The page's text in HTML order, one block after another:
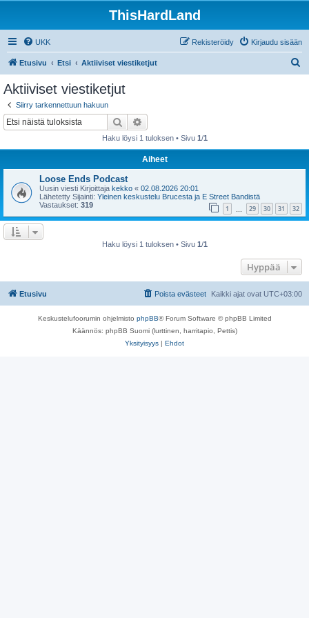
ThisHardLand
UKK Kirjaudu sisään
Rekisteröidy
Etusivu Etsi Aktiiviset viestiketjut
Aktiiviset viestiketjut
Siirry tarkennettuun hakuun
Etsi
Haku löysi 1 tuloksen • Sivu 1/1
Aiheet
Loose Ends Podcast
Uusin viesti Kirjoittaja kekko « 02.08.2026 20:01
Lähetetty Sijainti: Yleinen keskustelu Brucesta ja E Street Bandistä
Vastaukset: 319 1 29 30 31 32
Haku löysi 1 tuloksen • Sivu 1/1
Hyppää
Etusivu Kaikki ajat ovat UTC+03:00
Poista evästeet
Keskustelufoorumin ohjelmisto phpBB® Forum Software © phpBB Limited
Käännös: phpBB Suomi (lurttinen, harritapio, Pettis)
Yksityisyys | Ehdot